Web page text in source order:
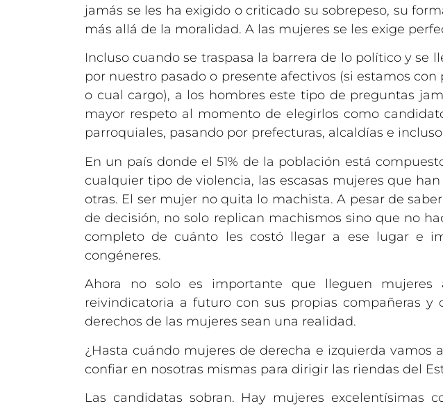
jamás se les ha exigido o criticado su sobrepeso, su
más allá de la moralidad. A las mujeres se les exige
Incluso cuando se traspasa la barrera de lo político y se
por nuestro pasado o presente afectivos (si estamos
o cual cargo), a los hombres este tipo de preguntas
mayor respeto al momento de elegirlos como
parroquiales, pasando por prefecturas, alcaldías e
En un país donde el 51% de la población está
cualquier tipo de violencia, las escasas mujeres que
otras. El ser mujer no quita lo machista. A pesar de
de decisión, no solo replican machismos sino que no
completo de cuánto les costó llegar a ese lugar e
congéneres.
Ahora no solo es importante que lleguen
reivindicatoria a futuro con sus propias compañeras
derechos de las mujeres sean una realidad.
¿Hasta cuándo mujeres de derecha e izquierda
confiar en nosotras mismas para dirigir las riendas del
Las candidatas sobran. Hay mujeres excelentísimas